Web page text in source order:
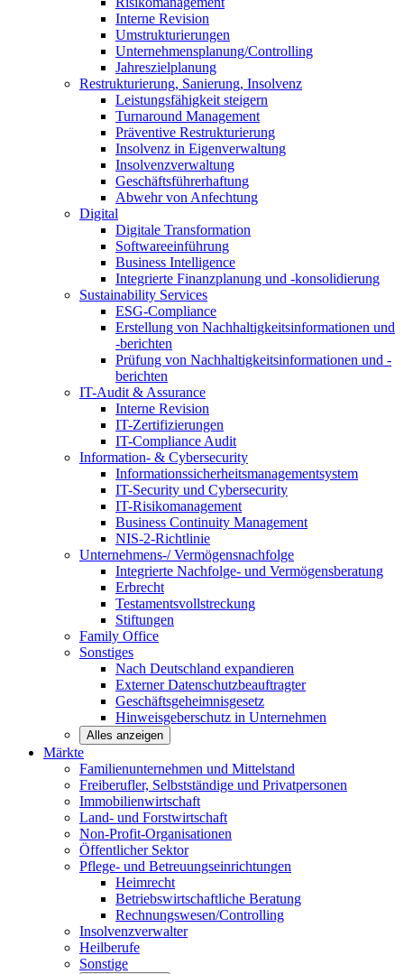
Interne Revision
Umstrukturierungen
Unternehmensplanung/Controlling
Jahreszielplanung
Restrukturierung, Sanierung, Insolvenz
Leistungsfähigkeit steigern
Turnaround Management
Präventive Restrukturierung
Insolvenz in Eigenverwaltung
Insolvenzverwaltung
Geschäftsführerhaftung
Abwehr von Anfechtung
Digital
Digitale Transformation
Softwareeinführung
Business Intelligence
Integrierte Finanzplanung und -konsolidierung
Sustainability Services
ESG-Compliance
Erstellung von Nachhaltigkeitsinformationen und
-berichten
Prüfung von Nachhaltigkeitsinformationen und -
berichten
IT-Audit & Assurance
Interne Revision
IT-Zertifizierungen
IT-Compliance Audit
Information- & Cybersecurity
Informationssicherheitsmanagementsystem
IT-Security und Cybersecurity
IT-Risikomanagement
Business Continuity Management
NIS-2-Richtlinie
Unternehmens-/Vermögensnachfolge
Integrierte Nachfolge- und Vermögensberatung
Erbrecht
Testamentsvollstreckung
Stiftungen
Family Office
Sonstiges
Nach Deutschland expandieren
Externer Datenschutzbeauftragter
Geschäftsgeheimnisgesetz
Hinweisgeberschutz in Unternehmen
Alles anzeigen
Märkte
Familienunternehmen und Mittelstand
Freiberufler, Selbstständige und Privatpersonen
Immobilienwirtschaft
Land- und Forstwirtschaft
Non-Profit-Organisationen
Öffentlicher Sektor
Pflege- und Betreuungseinrichtungen
Heimrecht
Betriebswirtschaftliche Beratung
Rechnungswesen/Controlling
Insolvenzverwalter
Heilberufe
Sonstige